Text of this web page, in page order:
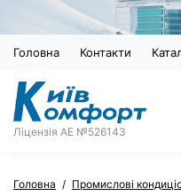
Головна Контакти
Ліцензія AE №526143
Головна Промислові